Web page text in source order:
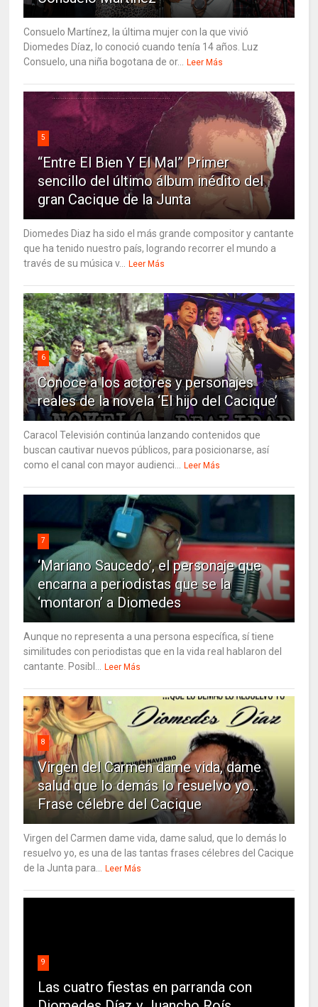
Consuelo Martínez, la última mujer con la que vivió
Diomedes Díaz, lo conoció cuando tenía 14 años. Luz
Consuelo, una niña bogotana de or...
Leer Más
5
“Entre El Bien Y El Mal” Primer
sencillo del último álbum inédito del
gran Cacique de la Junta
Diomedes Diaz ha sido el más grande compositor y cantante
que ha tenido nuestro país, logrando recorrer el mundo a
través de su música v...
Leer Más
6
Conoce a los actores y personajes
reales de la novela ‘El hijo del Cacique’
Caracol Televisión continúa lanzando contenidos que
buscan cautivar nuevos públicos, para posicionarse, así
como el canal con mayor audienci...
Leer Más
7
‘Mariano Saucedo’, el personaje que
encarna a periodistas que se la
‘montaron’ a Diomedes
Aunque no representa a una persona específica, sí tiene
similitudes con periodistas que en la vida real hablaron del
cantante. Posibl...
Leer Más
8
Virgen del Carmen dame vida, dame
salud que lo demás lo resuelvo yo…
Frase célebre del Cacique
Virgen del Carmen dame vida, dame salud, que lo demás lo
resuelvo yo, es una de las tantas frases célebres del Cacique
de la Junta para...
Leer Más
9
Las cuatro fiestas en parranda con